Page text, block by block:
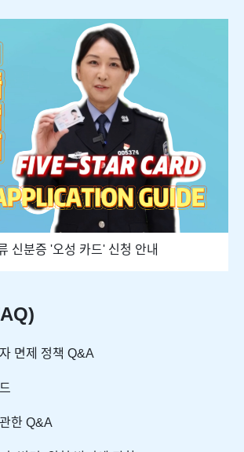
신분증 '오성 카드' 신청 안내
면제 정책 Q&A
한 Q&A